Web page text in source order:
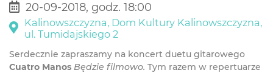
20-09-2018, godz. 18:00
Kalinowszczyzna, Dom Kultury Kalinowszczyzna,
ul. Tumidajskiego 2
Serdecznie zapraszamy na koncert duetu gitarowego
Cuatro Manos Będzie filmowo. Tym razem w repertuarze